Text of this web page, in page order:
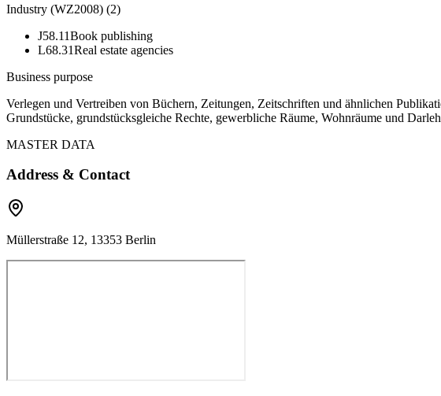
Industry (WZ2008) (2)
J58.11Book publishing
L68.31Real estate agencies
Business purpose
Verlegen und Vertreiben von Büchern, Zeitungen, Zeitschriften und ähnlichen
Grundstücke, grundstücksgleiche Rechte, gewerbliche Räume, Wohnräume und
MASTER DATA
Address & Contact
Müllerstraße 12, 13353 Berlin